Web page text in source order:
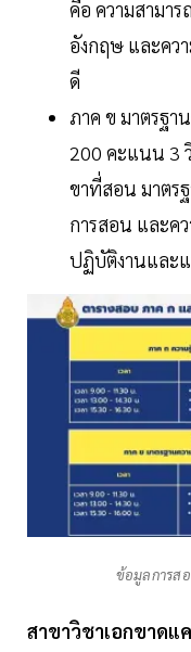
คือ ความสามา
อังกฤษ และคว
ดี
ภาค ข มาตรฐ
200 คะแนน 3
ขาที่สอน มาตร
การสอน และค
ปฏิบัติงานและ
ข้อมูลการส
สาขาวิชาเอกขาดแ